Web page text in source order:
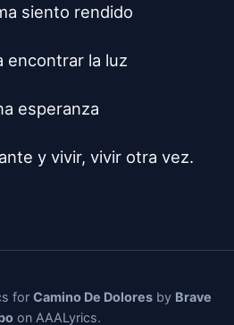
siento rendido
encontrar la luz
esperanza
y vivir, vivir otra vez.
for Camino De Dolores by Brave
on AAALyrics.